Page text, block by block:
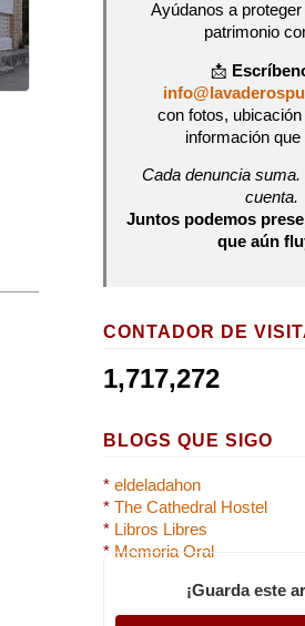
Ayúdanos a
patrimonio
📩
con fotos,
información que
Cada denuncia
cuenta.
Juntos podemos
que aún
CONTADOR DE
1,717,272
BLOGS QUE SIGO
* eldeladahon
* The Cathedral Hostel
* Libros Libres
* Memoria Oral
¡Guarda este